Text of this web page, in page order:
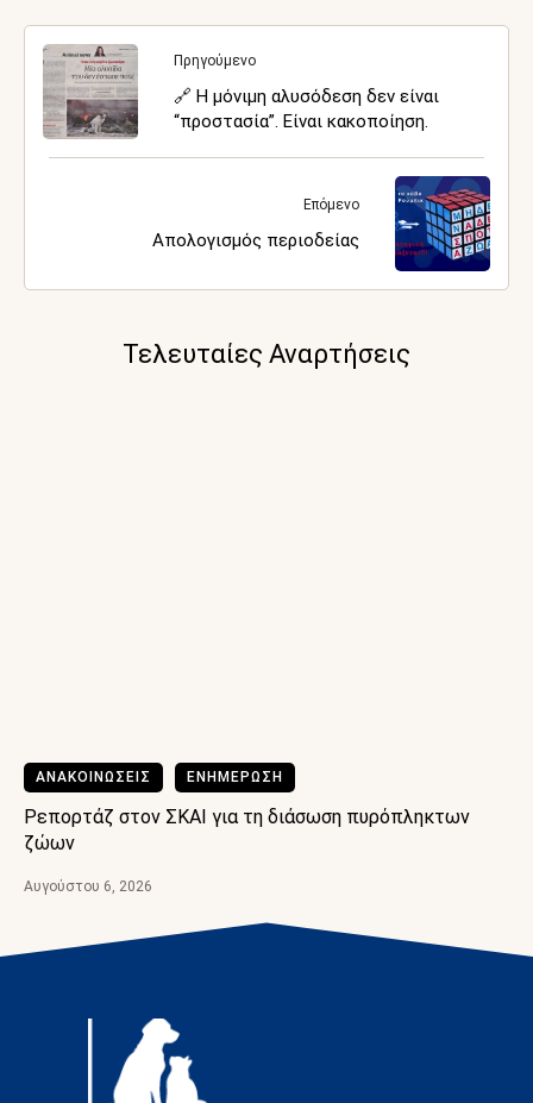
Πρηγούμενο
🔗 Η μόνιμη αλυσόδεση δεν είναι
“προστασία”. Είναι κακοποίηση.
Επόμενο
Απολογισμός περιοδείας
Τελευταίες Αναρτήσεις
ΑΝΑΚΟΙΝΩΣΕΙΣ ΕΝΗΜΕΡΩΣΗ
Ρεπορτάζ στον ΣΚΑΙ για τη διάσωση πυρόπληκτων
ζώων
Αυγούστου 6, 2026